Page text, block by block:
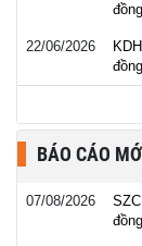
22/06/2026
BÁO CÁO
07/08/2026